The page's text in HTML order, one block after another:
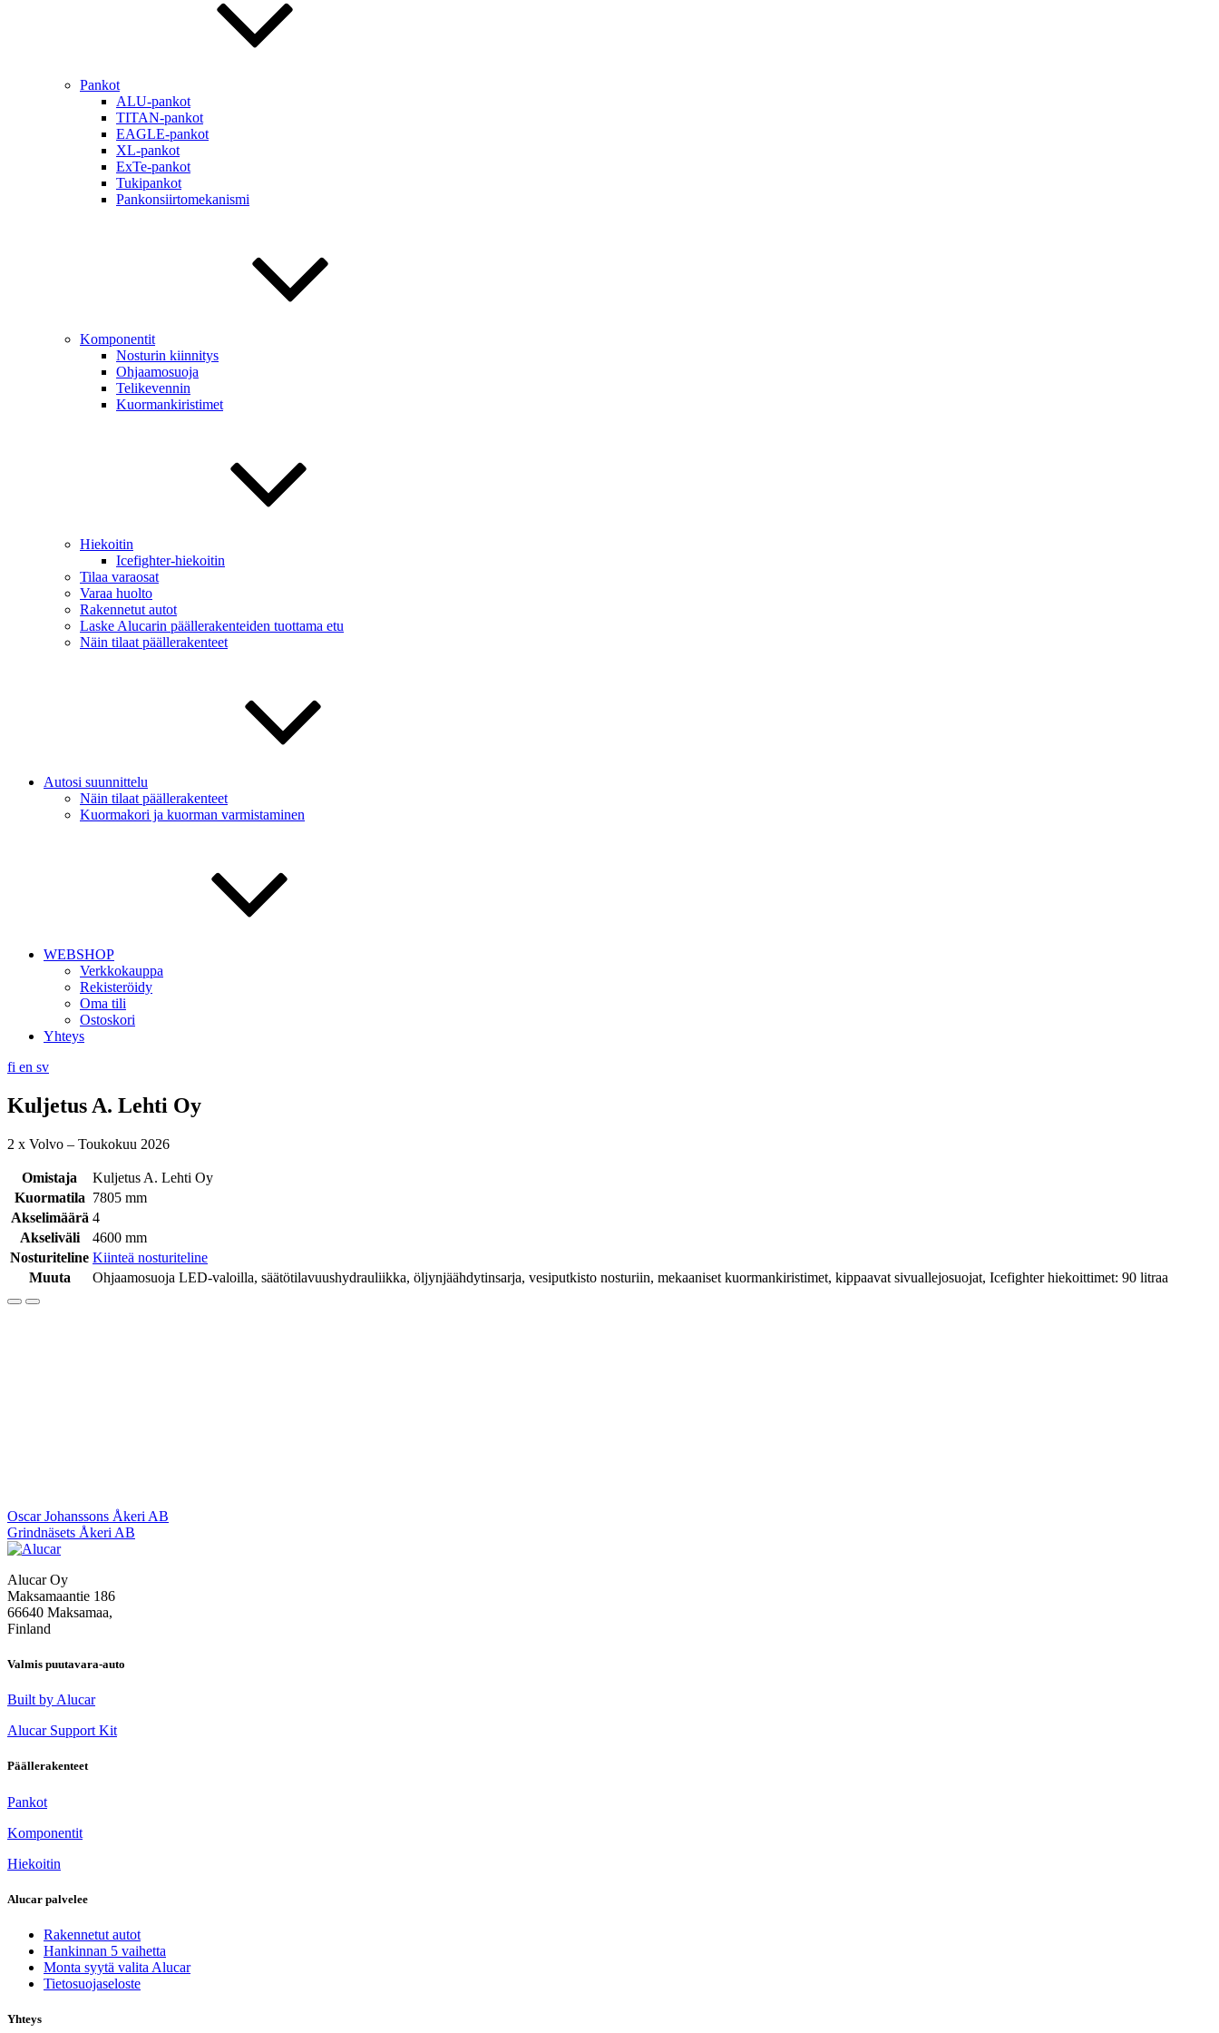
Pankot
ALU-pankot
TITAN-pankot
EAGLE-pankot
XL-pankot
ExTe-pankot
Tukipankot
Pankonsiirtomekanismi
Komponentit
Nosturin kiinnitys
Ohjaamosuoja
Telikevennin
Kuormankiristimet
Hiekoitin
Icefighter-hiekoitin
Tilaa varaosat
Varaa huolto
Rakennetut autot
Laske Alucarin päällerakenteiden tuottama etu
Näin tilaat päällerakenteet
Autosi suunnittelu
Näin tilaat päällerakenteet
Kuormakori ja kuorman varmistaminen
WEBSHOP
Verkkokauppa
Rekisteröidy
Oma tili
Ostoskori
Yhteys
fi en sv
Kuljetus A. Lehti Oy
2 x Volvo – Toukokuu 2026
Omistaja
Kuljetus A. Lehti Oy
Kuormatila 7805 mm
Akselimäärä 4
Akseliväli
4600 mm
Nosturiteline Kiinteä nosturiteline
Muuta
Ohjaamosuoja LED-valoilla, säätötilavuushydrauliikka, öljynjäähdytinsarja, vesiputkisto nosturiin, mekaaniset kuormankiristimet, kippaavat sivuallejosuojat, Icefighter hiekoittimet: 90 litraa
Artikkelien
selaus
Oscar Johanssons Åkeri AB
Grindnäsets Åkeri AB
Alucar Oy
Maksamaantie 186
66640 Maksamaa,
Finland
Valmis puutavara-auto
Built by Alucar
Alucar Support Kit
Päällerakenteet
Pankot
Komponentit
Hiekoitin
Alucar palvelee
Rakennetut autot
Hankinnan 5 vaihetta
Monta syytä valita Alucar
Tietosuojaseloste
Yhteys